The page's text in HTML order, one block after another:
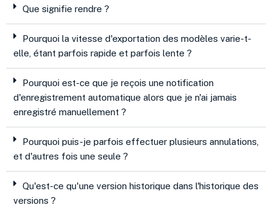
Que signifie rendre ?
Pourquoi la vitesse d'exportation des modèles varie-t-
elle, étant parfois rapide et parfois lente ?
Pourquoi est-ce que je reçois une notification
d'enregistrement automatique alors que je n'ai jamais
enregistré manuellement ?
Pourquoi puis-je parfois effectuer plusieurs annulations,
et d'autres fois une seule ?
Qu'est-ce qu'une version historique dans l'historique des
versions ?